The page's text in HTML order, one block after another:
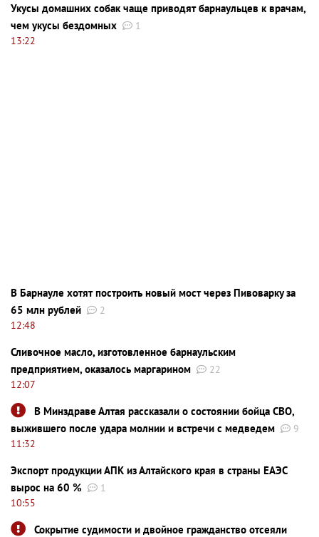
Укусы домашних собак чаще приводят барнаульцев к врачам,
чем укусы бездомных
1
13:22
В Барнауле хотят построить новый мост через Пивоварку за
65 млн рублей
2
12:48
Сливочное масло, изготовленное барнаульским
предприятием, оказалось маргарином
22
12:07
В Минздраве Алтая рассказали о состоянии бойца СВО,
выжившего после удара молнии и встречи с медведем
9
11:32
Экспорт продукции АПК из Алтайского края в страны ЕАЭС
вырос на 60 %
1
10:55
Сокрытие судимости и двойное гражданство отсеяли